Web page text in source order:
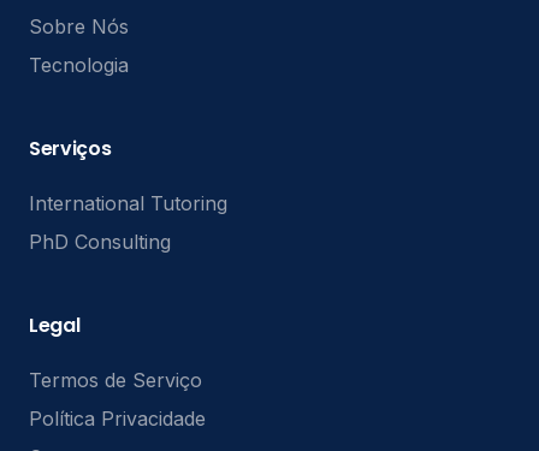
Sobre Nós
Tecnologia
Serviços
International Tutoring
PhD Consulting
Legal
Termos de Serviço
Política Privacidade